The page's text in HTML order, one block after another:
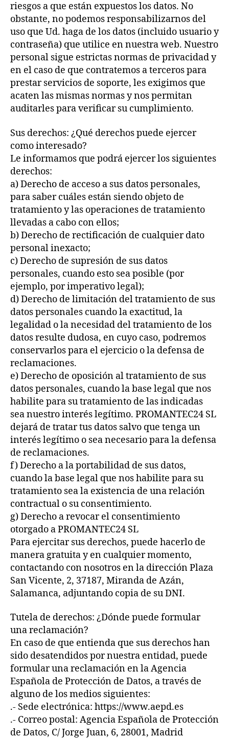
riesgos a que están expuestos los datos. No
obstante, no podemos responsabilizarnos del
uso que Ud. haga de los datos (incluido usuario y
contraseña) que utilice en nuestra web. Nuestro
personal sigue estrictas normas de privacidad y
en el caso de que contratemos a terceros para
prestar servicios de soporte, les exigimos que
acaten las mismas normas y nos permitan
auditarles para verificar su cumplimiento.
Sus derechos: ¿Qué derechos puede ejercer
como interesado?
Le informamos que podrá ejercer los siguientes
derechos:
a) Derecho de acceso a sus datos personales,
para saber cuáles están siendo objeto de
tratamiento y las operaciones de tratamiento
llevadas a cabo con ellos;
b) Derecho de rectificación de cualquier dato
personal inexacto;
c) Derecho de supresión de sus datos
personales, cuando esto sea posible (por
ejemplo, por imperativo legal);
d) Derecho de limitación del tratamiento de sus
datos personales cuando la exactitud, la
legalidad o la necesidad del tratamiento de los
datos resulte dudosa, en cuyo caso, podremos
conservarlos para el ejercicio o la defensa de
reclamaciones.
e) Derecho de oposición al tratamiento de sus
datos personales, cuando la base legal que nos
habilite para su tratamiento de las indicadas
sea nuestro interés legítimo. PROMANTEC24 SL
dejará de tratar tus datos salvo que tenga un
interés legítimo o sea necesario para la defensa
de reclamaciones.
f) Derecho a la portabilidad de sus datos,
cuando la base legal que nos habilite para su
tratamiento sea la existencia de una relación
contractual o su consentimiento.
g) Derecho a revocar el consentimiento
otorgado a PROMANTEC24 SL
Para ejercitar sus derechos, puede hacerlo de
manera gratuita y en cualquier momento,
contactando con nosotros en la dirección Plaza
San Vicente, 2, 37187, Miranda de Azán,
Salamanca, adjuntando copia de su DNI.
Tutela de derechos: ¿Dónde puede formular
una reclamación?
En caso de que entienda que sus derechos han
sido desatendidos por nuestra entidad, puede
formular una reclamación en la Agencia
Española de Protección de Datos, a través de
alguno de los medios siguientes:
.- Sede electrónica: https://www.aepd.es
.- Correo postal: Agencia Española de Protección
de Datos, C/ Jorge Juan, 6, 28001, Madrid